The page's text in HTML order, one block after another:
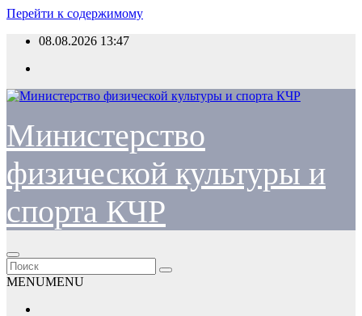
Перейти к содержимому
08.08.2026 13:47
Министерство
физической культуры и
спорта КЧР
MENUMENU